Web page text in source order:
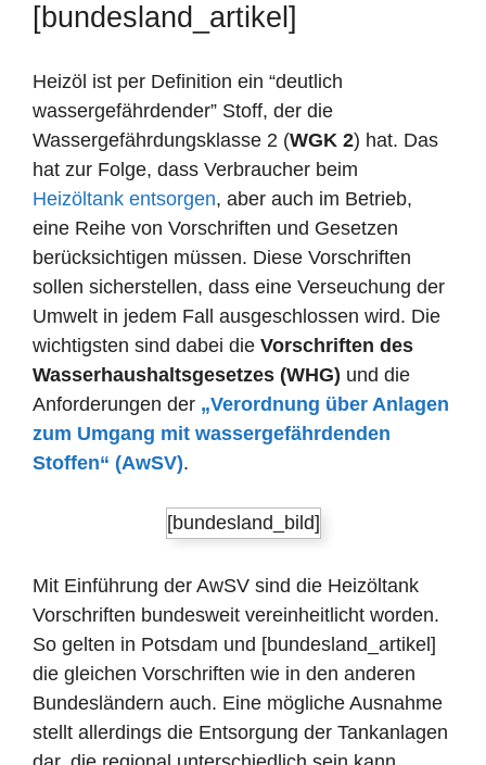
[bundesland_artikel]
Heizöl ist per Definition ein “deutlich
wassergefährdender” Stoff, der die
Wassergefährdungsklasse 2 (WGK 2) hat. Das
hat zur Folge, dass Verbraucher beim
Heizöltank entsorgen, aber auch im Betrieb,
eine Reihe von Vorschriften und Gesetzen
berücksichtigen müssen. Diese Vorschriften
sollen sicherstellen, dass eine Verseuchung der
Umwelt in jedem Fall ausgeschlossen wird. Die
wichtigsten sind dabei die Vorschriften des
Wasserhaushaltsgesetzes (WHG) und die
Anforderungen der „Verordnung über Anlagen
zum Umgang mit wassergefährdenden
Stoffen“ (AwSV).
[bundesland_bild]
Mit Einführung der AwSV sind die Heizöltank
Vorschriften bundesweit vereinheitlicht worden.
So gelten in Potsdam und [bundesland_artikel]
die gleichen Vorschriften wie in den anderen
Bundesländern auch. Eine mögliche Ausnahme
stellt allerdings die Entsorgung der Tankanlagen